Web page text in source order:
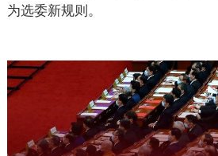
为选委新规则。